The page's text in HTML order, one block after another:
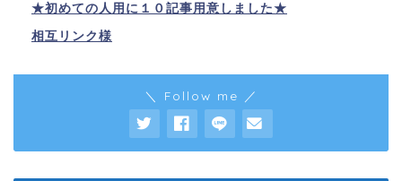
★初めての人用に１０記事用意しました★
相互リンク様
＼ Follow me ／